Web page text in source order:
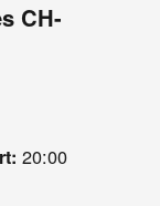
CH-
20:00